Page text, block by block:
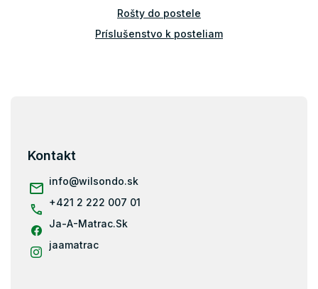
Rošty do postele
Príslušenstvo k posteliam
Kontakt
info@wilsondo.sk
+421 2 222 007 01
Ja-A-Matrac.Sk
jaamatrac